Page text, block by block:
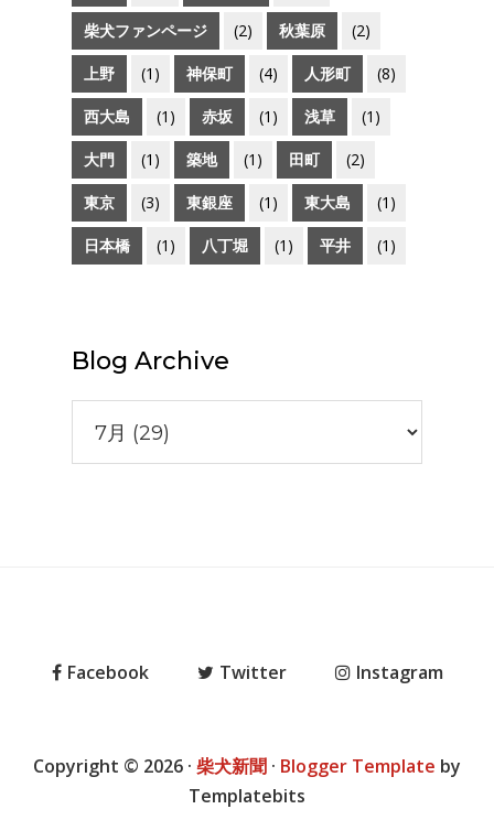
柴犬ファンページ (2) 秋葉原 (2)
上野 (1) 神保町 (4) 人形町 (8)
西大島 (1) 赤坂 (1) 浅草 (1)
大門 (1) 築地 (1) 田町 (2)
東京 (3) 東銀座 (1) 東大島 (1)
日本橋 (1) 八丁堀 (1) 平井 (1)
Blog Archive
Facebook Twitter Instagram
Copyright © 2026 · 柴犬新聞 · Blogger Template by
Templatebits